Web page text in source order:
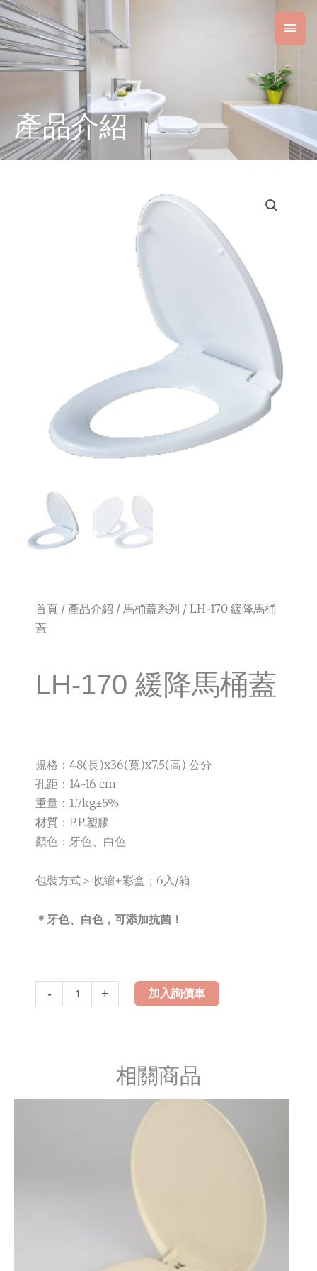
跳
至
主
要
內
主
要
選
單
產品介紹
首頁 / 產品介紹 / 馬桶蓋系列 / LH-170 緩降馬桶
蓋
LH-170 緩降馬桶蓋
規格：48(長)x36(寬)x7.5(高) 公分
孔距：14~16 cm
重量：1.7kg±5%
材質：P.P.塑膠
顏色：牙色、白色
包裝方式＞收縮+彩盒；6入/箱
＊牙色、白色，可添加抗菌！
-
170
+ 加入詢價車
相關商品